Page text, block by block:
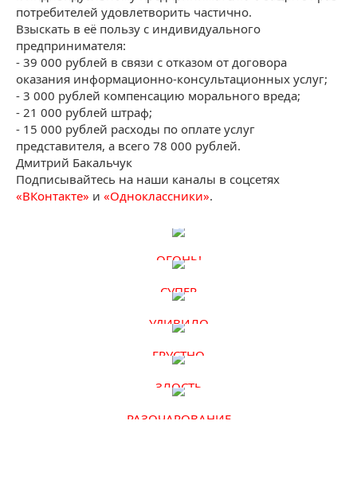
потребителей удовлетворить частично.
Взыскать в её пользу с индивидуального
предпринимателя:
- 39 000 рублей в связи с отказом от договора
оказания информационно-консультационных услуг;
- 3 000 рублей компенсацию морального вреда;
- 21 000 рублей штраф;
- 15 000 рублей расходы по оплате услуг
представителя, а всего 78 000 рублей.
Дмитрий Бакальчук
Подписывайтесь на наши каналы в соцсетях
«ВКонтакте» и «Одноклассники».
ОГОНЬ!
СУПЕР
УДИВИЛО
ГРУСТНО
ЗЛОСТЬ
РАЗОЧАРОВАНИЕ